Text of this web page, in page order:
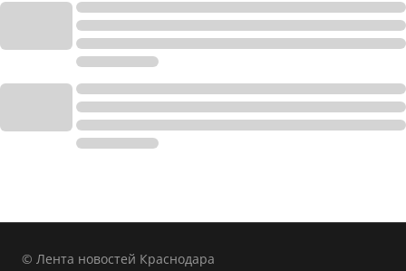
© Лента новостей Краснодара